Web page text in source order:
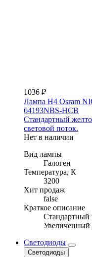
1036 ₽
Лампа H4 Osram
64193NBS-HCB
Стандартный
световой поток.
Нет в наличии
Вид лампы
Галоген
Температура, К
3200
Хит продаж
false
Краткое описание
Стандартный
Увеличенный
Светодиоды
Светодиоды